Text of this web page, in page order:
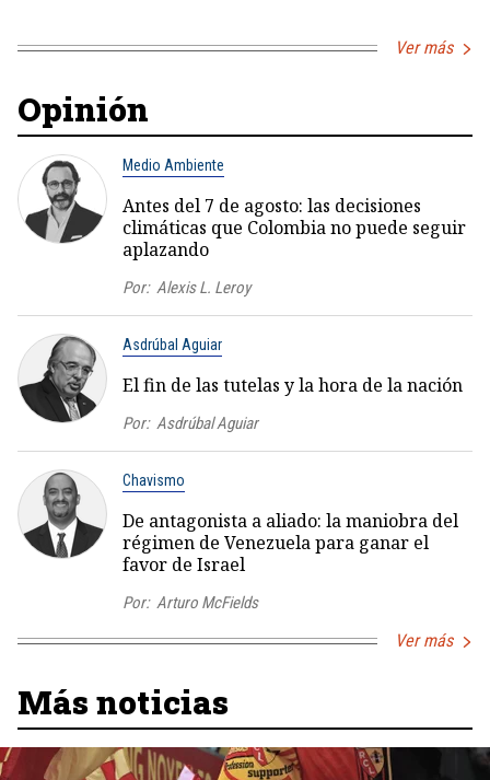
Ver más
Opinión
Medio Ambiente
Antes del 7 de agosto: las decisiones
climáticas que Colombia no puede seguir
aplazando
Por: Alexis L. Leroy
Asdrúbal Aguiar
El fin de las tutelas y la hora de la nación
Por: Asdrúbal Aguiar
Chavismo
De antagonista a aliado: la maniobra del
régimen de Venezuela para ganar el
favor de Israel
Por: Arturo McFields
Ver más
Más noticias